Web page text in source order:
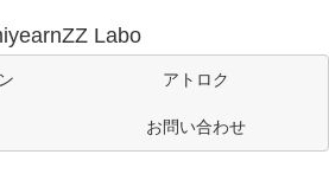
Labo
アトロク
お問い合わせ